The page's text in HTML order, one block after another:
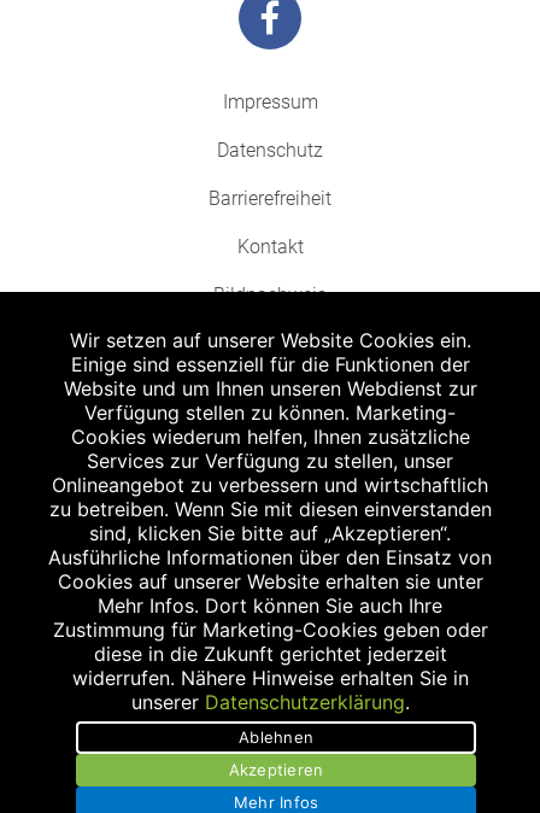
Impressum
Datenschutz
Barrierefreiheit
Kontakt
Bildnachweis
Abgabe in haushaltsüblichen Mengen, solange der Vorrat reicht. Für Druck-
und Satzfehler keine Haftung.
Zu Risiken und Nebenwirkungen lesen Sie die Packungsbeilage und fragen
Sie Ihren Arzt oder Apotheker.
Angabe nach der deutschen Arzneimitteltaxe Apothekenerstattungspreis
(AEP). Der AEP ist keine unverbindliche Preisempfehlung der Hersteller. Der
AEP ist ein von den Apotheken in Ansatz gebrachter Preis für rezeptfreie
Arzneimittel. Er entspricht in der Höhe dem für Apotheken verbindlichen
Abgabepreis, zu dem eine Apotheke in bestimmten Fällen (z.B. bei Kindern
unter 12 Jahren) das Produkt mit der gesetzlichen Krankenversicherung
abrechnet. Der AEP ist der allgemeine Erstattungspreis im Falle einer
Kostenübernahme durch die gesetzlichen Krankenkassen, vor Abzug eines
Zwangsrabattes (zur Zeit 5%) nach §130 Abs. 1 SGB V.
Unverbindliche Preisempfehlung des Herstellers (UVP).
powered by apovena.de
Wir setzen auf unserer Website Cookies ein.
Einige sind essenziell für die Funktionen der
Website und um Ihnen unseren Webdienst zur
Verfügung stellen zu können. Marketing-
Cookies wiederum helfen, Ihnen zusätzliche
Services zur Verfügung zu stellen, unser
Onlineangebot zu verbessern und wirtschaftlich
zu betreiben. Wenn Sie mit diesen einverstanden
sind, klicken Sie bitte auf „Akzeptieren“.
Ausführliche Informationen über den Einsatz von
Cookies auf unserer Website erhalten sie unter
Mehr Infos. Dort können Sie auch Ihre
Zustimmung für Marketing-Cookies geben oder
diese in die Zukunft gerichtet jederzeit
widerrufen. Nähere Hinweise erhalten Sie in
unserer Datenschutzerklärung.
Ablehnen
Akzeptieren
Mehr Infos